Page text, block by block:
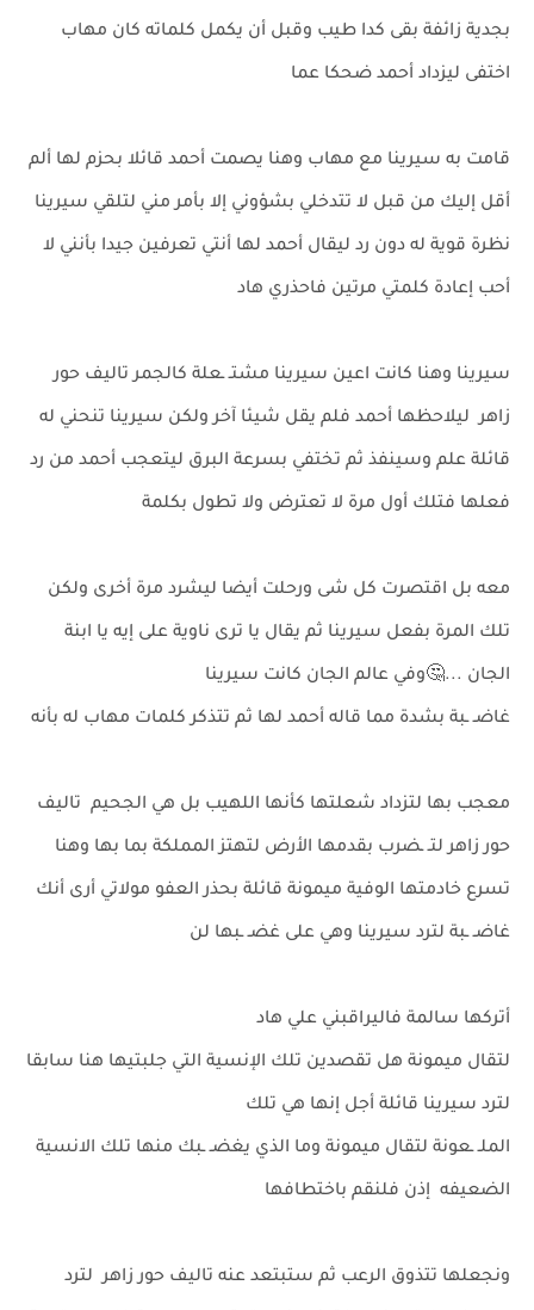
بجدية زائفة بقى كدا طيب وقبل أن يكمل كلماته كان مهاب
اختفى ليزداد أحمد ضحكا عما
قامت به سيرينا مع مهاب وهنا يصمت أحمد قائلا بحزم لها ألم
أقل إليك من قبل لا تتدخلي بشؤوني إلا بأمر مني لتلقي سيرينا
نظرة قوية له دون رد ليقال أحمد لها أنتي تعرفين جيدا بأنني لا
أحب إعادة كلمتي مرتين فاحذري هاد
سيرينا وهنا كانت اعين سيرينا مشتـ ـعلة كالجمر تاليف حور
زاهر ليلاحظها أحمد فلم يقل شيئا آخر ولكن سيرينا تنحني له
قائلة علم وسينفذ ثم تختفي بسرعة البرق ليتعجب أحمد من رد
فعلها فتلك أول مرة لا تعترض ولا تطول بكلمة
معه بل اقتصرت كل شى ورحلت أيضا ليشرد مرة أخرى ولكن
تلك المرة بفعل سيرينا ثم يقال يا ترى ناوية على إيه يا ابنة
الجان ...🤔وفي عالم الجان كانت سيرينا
غاضـ ـبة بشدة مما قاله أحمد لها ثم تتذكر كلمات مهاب له بأنه
معجب بها لتزداد شعلتها كأنها اللهيب بل هي الجحيم تاليف
حور زاهر لتـ ـضرب بقدمها الأرض لتهتز المملكة بما بها وهنا
تسرع خادمتها الوفية ميمونة قائلة بحذر العفو مولاتي أرى أنك
غاضـ ـبة لترد سيرينا وهي على غضـ ـبها لن
أتركها سالمة فاليراقبني علي هاد
لتقال ميمونة هل تقصدين تلك الإنسية التي جلبتيها هنا سابقا
لترد سيرينا قائلة أجل إنها هي تلك
الملـ ـعونة لتقال ميمونة وما الذي يغضـ ـبك منها تلك الانسية
الضعيفه إذن فلنقم باختطافها
ونجعلها تتذوق الرعب ثم ستبتعد عنه تاليف حور زاهر لترد